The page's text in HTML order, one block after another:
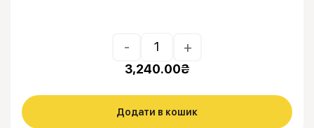
- +
3,240.00₴
Додати в кошик